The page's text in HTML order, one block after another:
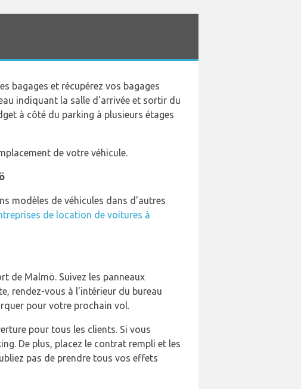
bagages et récupérez vos bagages
indiquant la salle d'arrivée et sortir du
à côté du parking à plusieurs étages
de votre véhicule.
modèles de véhicules dans d'autres
de location de voitures à
de Malmö. Suivez les panneaux
rendez-vous à l'intérieur du bureau
pour votre prochain vol.
pour tous les clients. Si vous
De plus, placez le contrat rempli et les
pas de prendre tous vos effets